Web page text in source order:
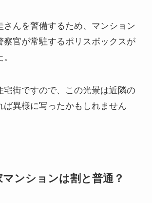
さんを警備するため、マンション
察官が常駐するポリスボックスが
宅街ですので、この光景は近隣の
ば異様に写ったかもしれません
ンションは割と普通？